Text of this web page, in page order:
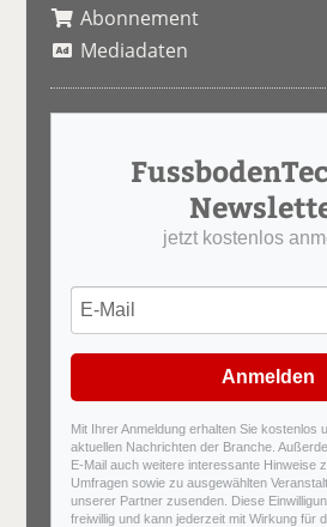
Abonnement
Mediadaten
jetzt kostenlos
Anmelden
Mit Ihrer Anmeldung erhalten Sie kostenlos
aktuellen Nachrichten der Branche.
E-Mail auch weitere interessante Hinweise
Umfragen sowie zu ausgewählten
unserer Partner zusenden. Diese
freiwillig und kann jederzeit mit Wirkung für